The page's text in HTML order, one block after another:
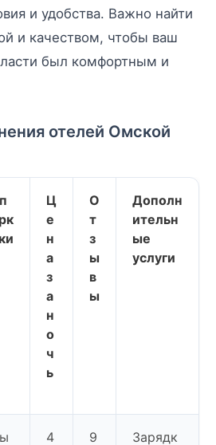
и удобства. Важно найти
и качеством, чтобы ваш
был комфортным и
отелей Омской
Ц
е
н
а
з
а
н
о
ч
ь
О
т
з
ы
в
ы
Дополн
ительн
ые
услуги
4 9 Зарядк